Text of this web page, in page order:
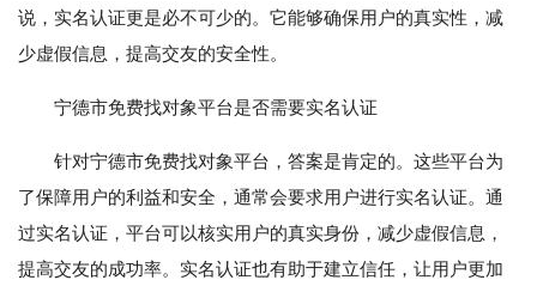
说，实名认证更是必不可少的。它能够确保用户的真实性，减
少虚假信息，提高交友的安全性。
宁德市免费找对象平台是否需要实名认证
针对宁德市免费找对象平台，答案是肯定的。这些平台为
了保障用户的利益和安全，通常会要求用户进行实名认证。通
过实名认证，平台可以核实用户的真实身份，减少虚假信息，
提高交友的成功率。实名认证也有助于建立信任，让用户更加